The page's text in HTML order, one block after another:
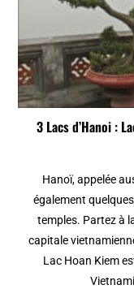
3 Lacs d’Hanoi :
Hanoï, appelée
également
temples. Partez à
capitale
Lac Hoan Kiem